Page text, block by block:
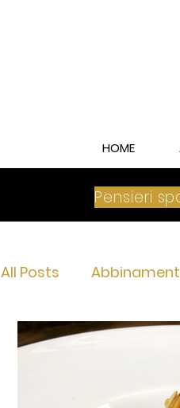
HOME
Pensieri
All Posts
Franciacorta Brut
Franciacorta Rosé